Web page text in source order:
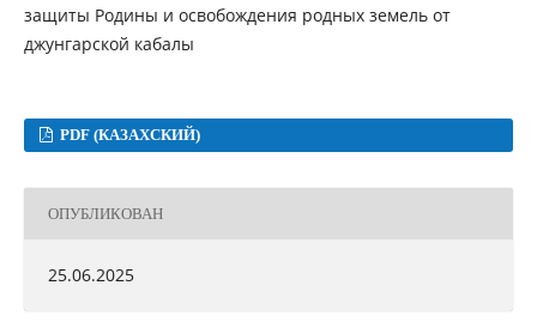
защиты Родины и освобождения родных земель от
джунгарской кабалы
PDF (КАЗАХСКИЙ)
ОПУБЛИКОВАН
25.06.2025